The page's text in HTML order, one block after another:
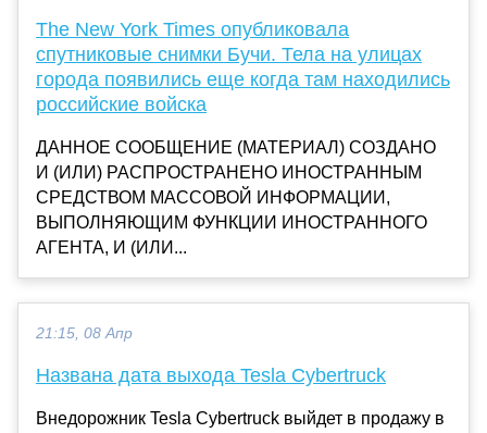
The New York Times опубликовала
спутниковые снимки Бучи. Тела на улицах
города появились еще когда там находились
российские войска
ДАННОЕ СООБЩЕНИЕ (МАТЕРИАЛ) СОЗДАНО
И (ИЛИ) РАСПРОСТРАНЕНО ИНОСТРАННЫМ
СРЕДСТВОМ МАССОВОЙ ИНФОРМАЦИИ,
ВЫПОЛНЯЮЩИМ ФУНКЦИИ ИНОСТРАННОГО
АГЕНТА, И (ИЛИ...
21:15, 08 Апр
Названа дата выхода Tesla Cybertruck
Внедорожник Tesla Cybertruck выйдет в продажу в